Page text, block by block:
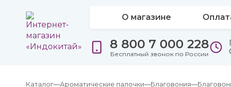
О магазине
8 800 7 000 228
Бесплатный звонок по России
Каталог Ароматические палочки Благовония